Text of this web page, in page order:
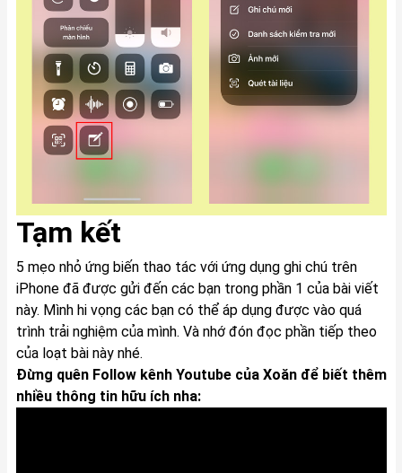
Tạm kết
5 mẹo nhỏ ứng biến thao tác với ứng dụng ghi chú trên
iPhone đã được gửi đến các bạn trong phần 1 của bài viết
này. Mình hi vọng các bạn có thể áp dụng được vào quá
trình trải nghiệm của mình. Và nhớ đón đọc phần tiếp theo
của loạt bài này nhé.
Đừng quên Follow kênh Youtube của Xoăn để biết thêm
nhiều thông tin hữu ích nha: